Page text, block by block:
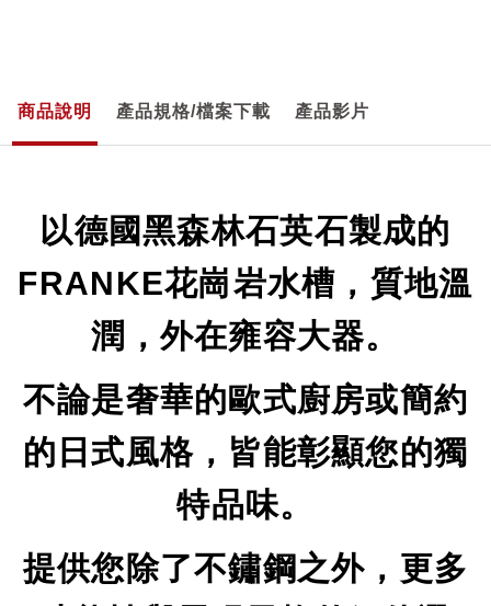
商品說明 產品規格/檔案下載 產品影片
以德國黑森林石英石製成的
FRANKE花崗岩水槽，質地溫
潤，外在雍容大器。
不論是奢華的歐式廚房或簡約
的日式風格，皆能彰顯您的獨
特品味。
提供您除了不鏽鋼之外，更多